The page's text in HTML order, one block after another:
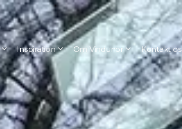
Inspiration Om Vindunor Kontakt os